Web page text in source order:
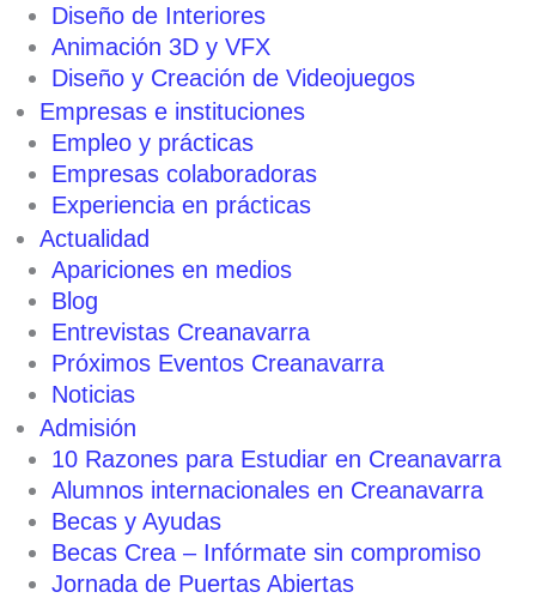
Diseño de Interiores
Animación 3D y VFX
Diseño y Creación de Videojuegos
Empresas e instituciones
Empleo y prácticas
Empresas colaboradoras
Experiencia en prácticas
Actualidad
Apariciones en medios
Blog
Entrevistas Creanavarra
Próximos Eventos Creanavarra
Noticias
Admisión
10 Razones para Estudiar en Creanavarra
Alumnos internacionales en Creanavarra
Becas y Ayudas
Becas Crea – Infórmate sin compromiso
Jornada de Puertas Abiertas